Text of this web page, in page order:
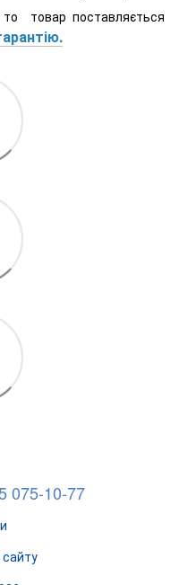
то товар поставляється
075-10-77